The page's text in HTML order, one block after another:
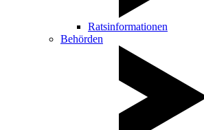
Ratsinformationen
Behörden